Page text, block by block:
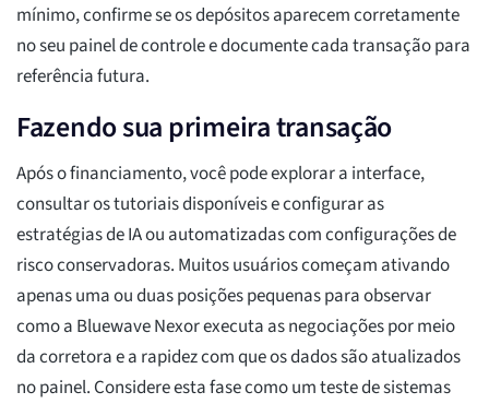
mínimo, confirme se os depósitos aparecem corretamente
no seu painel de controle e documente cada transação para
referência futura.
Fazendo sua primeira transação
Após o financiamento, você pode explorar a interface,
consultar os tutoriais disponíveis e configurar as
estratégias de IA ou automatizadas com configurações de
risco conservadoras. Muitos usuários começam ativando
apenas uma ou duas posições pequenas para observar
como a Bluewave Nexor executa as negociações por meio
da corretora e a rapidez com que os dados são atualizados
no painel. Considere esta fase como um teste de sistemas